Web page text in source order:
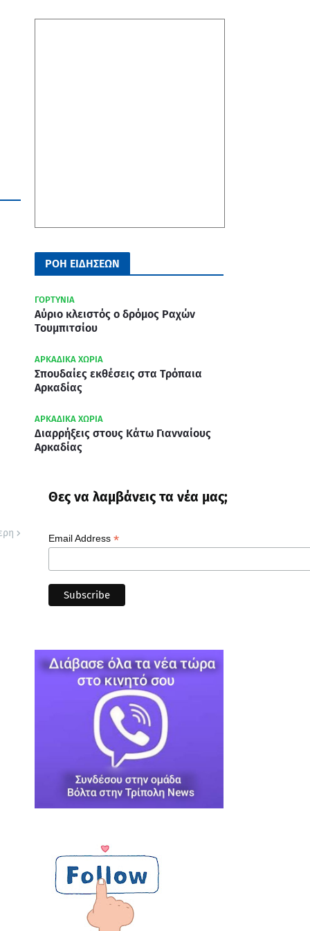
ΡΟΗ ΕΙΔΗΣΕΩΝ
ΓΟΡΤΥΝΙΑ
Αύριο κλειστός ο δρόμος Ραχών
Τουμπιτσίου
ΑΡΚΑΔΙΚΑ ΧΩΡΙΑ
Σπουδαίες εκθέσεις στα Τρόπαια
Αρκαδίας
ΑΡΚΑΔΙΚΑ ΧΩΡΙΑ
Διαρρήξεις στους Κάτω Γιανναίους
Αρκαδίας
Θες να λαμβάνεις τα νέα μας;
Email Address *